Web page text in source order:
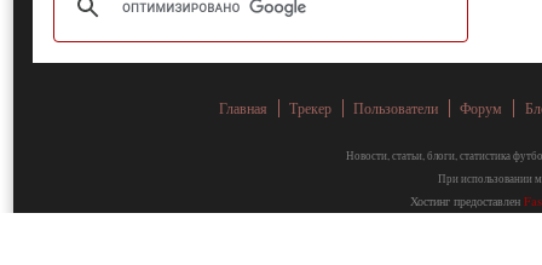
Главная Трекер Пользователи Форум
Новости, статьи, блоги, статистика
При использовании
Хостинг предоставлен